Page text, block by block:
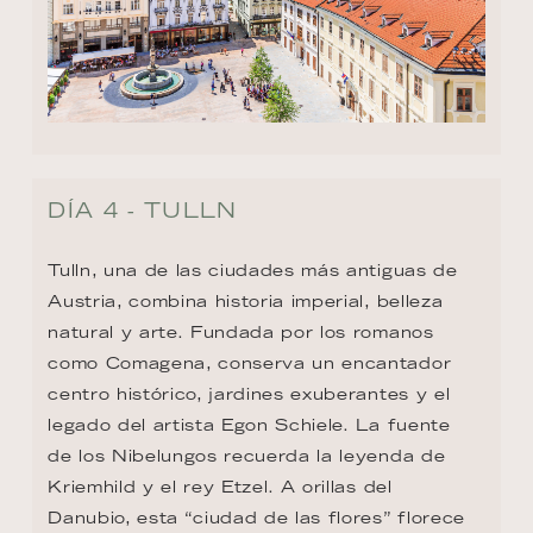
DÍA 4 - TULLN
Tulln, una de las ciudades más antiguas de
Austria, combina historia imperial, belleza
natural y arte. Fundada por los romanos
como Comagena, conserva un encantador
centro histórico, jardines exuberantes y el
legado del artista Egon Schiele. La fuente
de los Nibelungos recuerda la leyenda de
Kriemhild y el rey Etzel. A orillas del
Danubio, esta “ciudad de las flores” florece